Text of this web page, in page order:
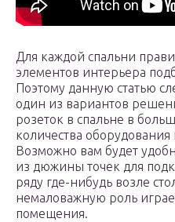
Для каждой спальни
элементов интерьера
Поэтому данную статью
один из вариантов
розеток в спальне в
количества
Возможно вам будет
из дюжины точек для
ряду где-нибудь возле
немаловажную роль
помещения.